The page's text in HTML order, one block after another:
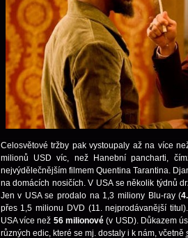
Celosvětové tržby pak vystoupaly až na více
milionů USD víc, než Hanební pancharti,
nejvýdělečnějším filmem Quentina Tarantina.
na domácích nosičích. V USA se několik týdnů
Jen v USA se prodalo na 1,3 miliony Blu-ray (
přes 1,5 milionu DVD (11. nejprodávanější
USA více než 56 milionové(v USD). Důkazem
různých edic, které se mj. dostaly i k nám, včetně